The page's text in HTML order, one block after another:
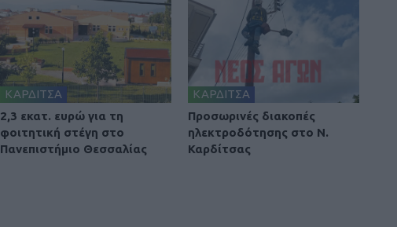
ΚΑΡΔΙΤΣΑ
2,3 εκατ. ευρώ για τη
φοιτητική στέγη στο
Πανεπιστήμιο Θεσσαλίας
ΚΑΡΔΙΤΣΑ
Προσωρινές διακοπές
ηλεκτροδότησης στο Ν.
Καρδίτσας